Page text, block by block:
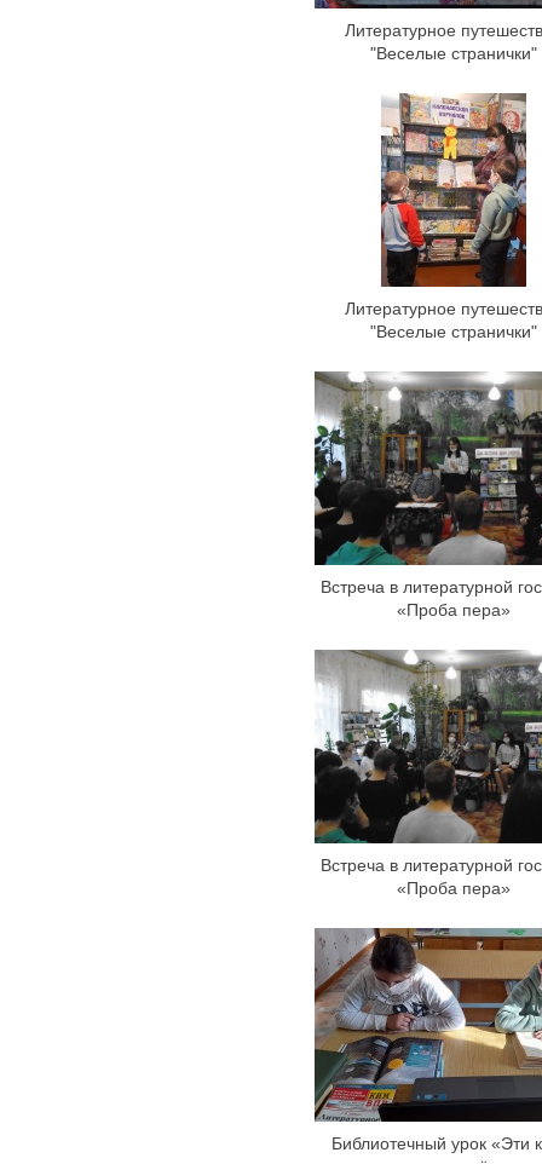
Литературное
"Веселые странички"
Литературное
"Веселые странички"
Встреча в литературной
«Проба пера»
Встреча в литературной
«Проба пера»
Библиотечный урок «Эти